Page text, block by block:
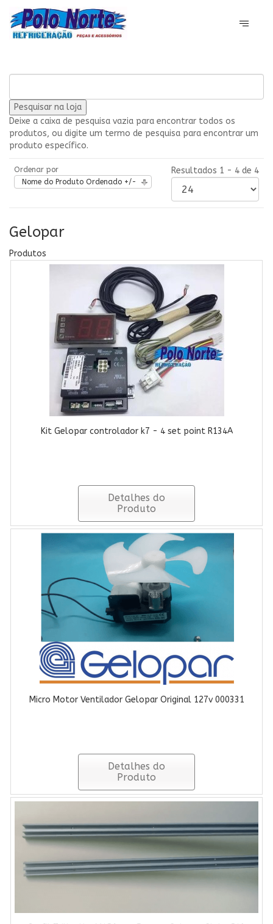
Deixe a caixa de pesquisa vazia para encontrar todos os
produtos, ou digite um termo de pesquisa para encontrar um
produto específico.
Ordenar por
Nome do Produto Ordenado +/-
Resultados 1 - 4 de 4
Gelopar
Produtos
Kit Gelopar controlador k7 - 4 set point R134A
Detalhes do
Produto
Micro Motor Ventilador Gelopar Original 127v 000331
Detalhes do
Produto